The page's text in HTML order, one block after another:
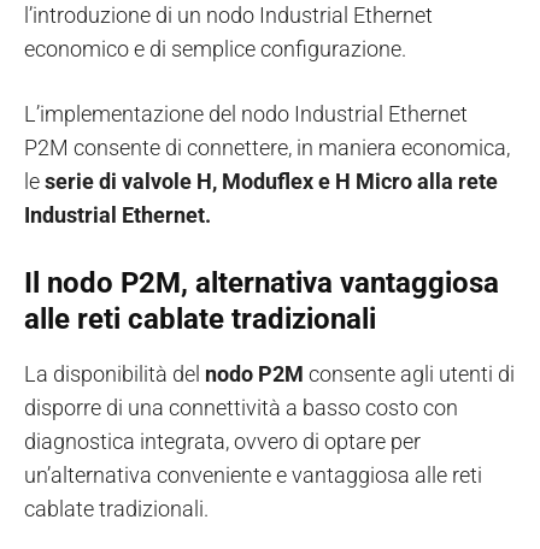
l’introduzione di un nodo Industrial Ethernet
economico e di semplice configurazione.
L’implementazione del nodo Industrial Ethernet
P2M consente di connettere, in maniera economica,
leserie di valvole H, Moduflex e H Micro alla rete
Industrial Ethernet.
Il nodo P2M, alternativa vantaggiosa
alle reti cablate tradizionali
La disponibilità del nodo P2M consente agli utenti di
disporre di una connettività a basso costo con
diagnostica integrata, ovvero di optare per
un’alternativa conveniente e vantaggiosa alle reti
cablate tradizionali.